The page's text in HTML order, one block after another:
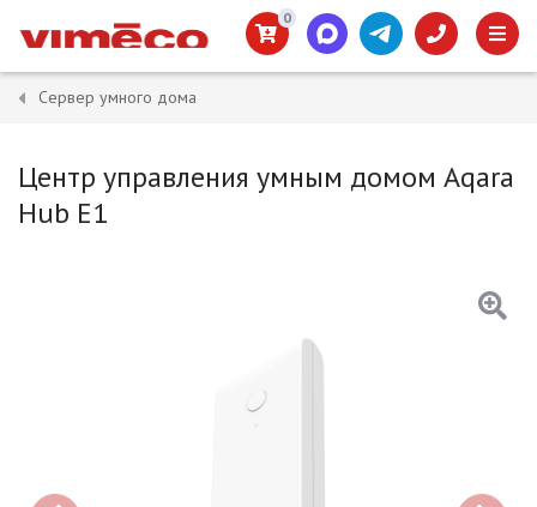
0
Сервер умного дома
Центр управления умным домом Aqara
Hub E1